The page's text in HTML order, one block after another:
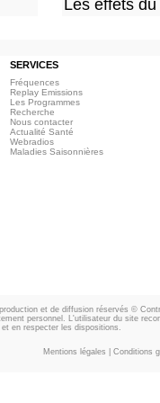
Les effets
SERVICES
Fréquences
Replay Emissions
Les Programmes
Recherche
Nous contacter
Actualité Santé
Webradios
Maladies Saisonnières
et de diffusion réservés ©
personnel. L'utilisateur du site
en respecter les dispositions.
Mentions légales Conditions